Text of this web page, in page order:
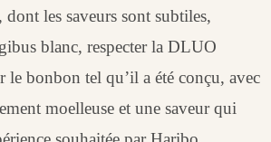
les saveurs sont subtiles,
blanc, respecter la DLUO
le bonbon tel qu’il a été conçu, avec
moelleuse et une saveur qui